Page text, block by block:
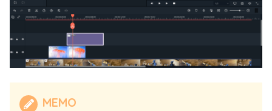
MEMO